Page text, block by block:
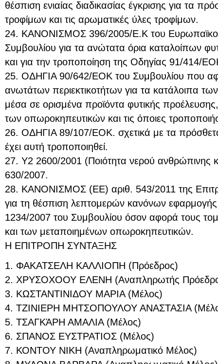
θέσπιση ενιαίας διαδικασίας έγκρισης για τα
τροφίμων και τις αρωματικές ύλες τροφίμων.
24. ΚΑΝΟΝΙΣΜΟΣ 396/2005/Ε.Κ του Ευρωπαϊκού
Συμβουλίου για τα ανώτατα όρια καταλοίπων
και για την τροποποίηση της Οδηγίας 91/414/
25. ΟΔΗΓΙΑ 90/642/ΕΟΚ του Συμβουλίου που
ανωτάτων περιεκτικοτήτων για τα κατάλοιπα
μέσα σε ορισμένα προϊόντα φυτικής
των οπωροκηπευτικών και τις όποιες
26. ΟΔΗΓΙΑ 89/107/ΕΟΚ. σχετικά με τα
έχει αυτή τροποποιηθεί.
27. Υ2 2600/2001 (Ποιότητα νερού
630/2007.
28. ΚΑΝΟΝΙΣΜΟΣ (ΕΕ) αριθ. 543/2011 της
για τη θέσπιση λεπτομερών κανόνων
1234/2007 του Συμβουλίου όσον αφορά τους
και των μεταποιημένων οπωροκηπευτικών.
Η ΕΠΙΤΡΟΠΗ ΣΥΝΤΑΞΗΣ
1. ΦΑΚΑΤΣΕΛΗ ΚΑΛΛΙΟΠΗ (Πρόεδρος)
2. ΧΡΥΣΟΧΟΟΥ ΕΛΕΝΗ (Αναπληρωτής
3. ΚΩΣΤΑΝΤΙΝΙΔΟΥ ΜΑΡΙΑ (Μέλος)
4. ΤΖΙΝΙΕΡΗ ΜΗΤΣΟΠΟΥΛΟΥ ΑΝΑΣΤΑΣΙΑ
5. ΤΣΑΓΚΆΡΗ ΑΜΑΛΙΑ (Μέλος)
6. ΣΠΑΝΟΣ ΕΥΣΤΡΑΤΙΟΣ (Μέλος)
7. ΚΟΝΤΟΥ ΝΙΚΗ (Αναπληρωματικό Μέλος)